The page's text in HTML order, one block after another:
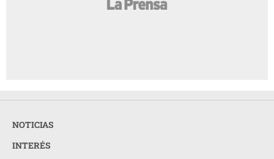
NOTICIAS
INTERÉS